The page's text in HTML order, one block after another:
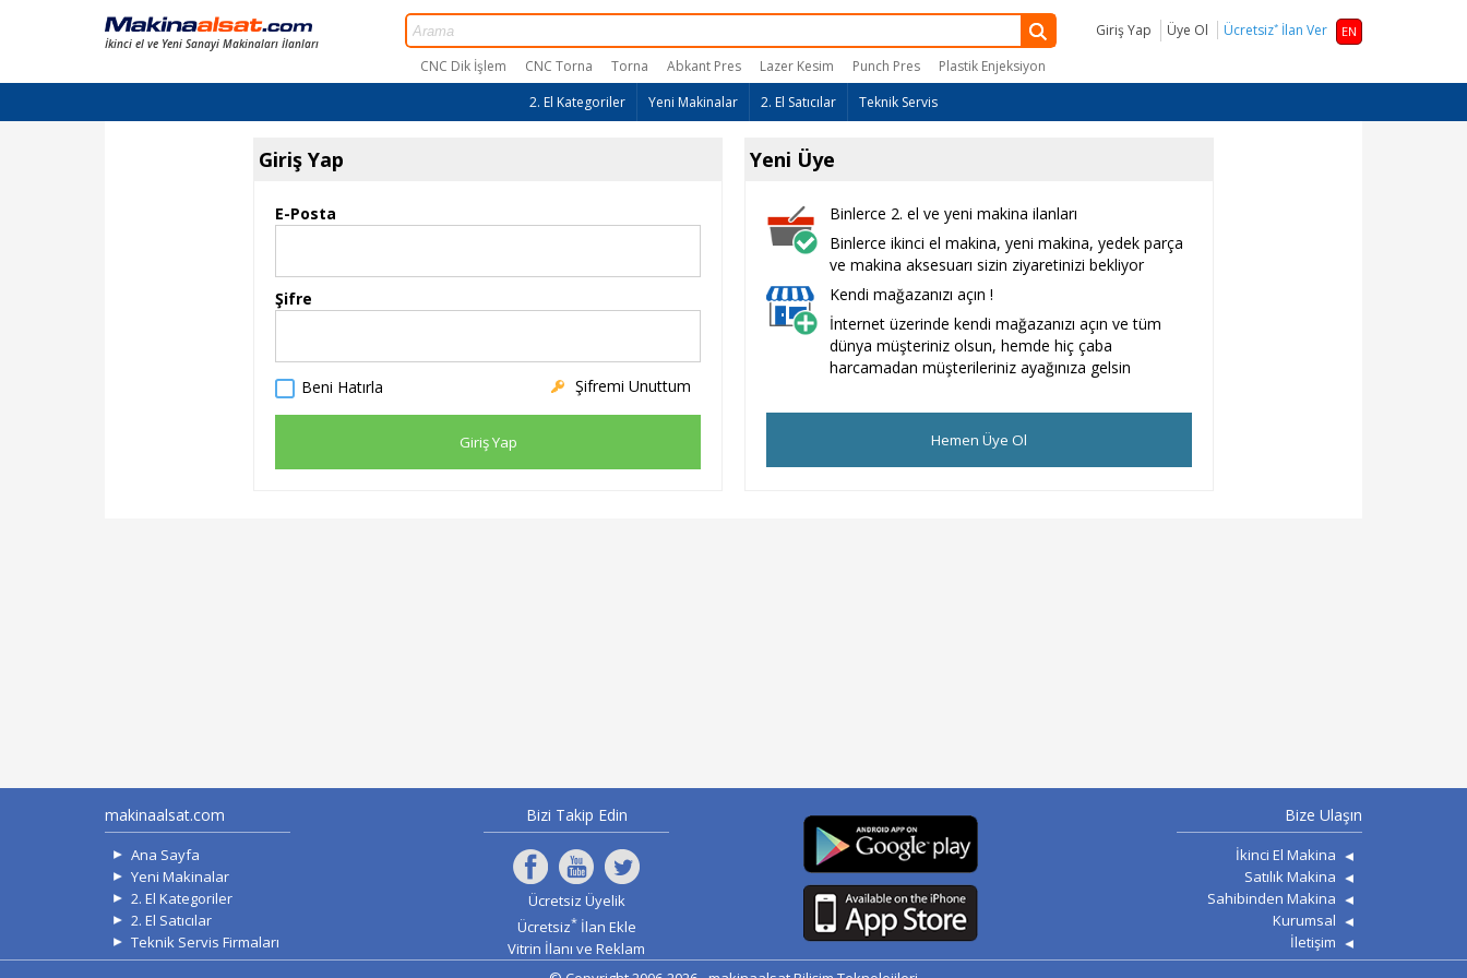
İkinci el ve Yeni Sanayi Makinaları İlanları
Giriş Yap Üye Ol Ücretsiz* İlan Ver EN
CNC Dik İşlem CNC Torna Torna Abkant Pres Lazer Kesim Punch Pres
Plastik Enjeksiyon
2. El Kategoriler
Yeni Makinalar 2. El Satıcılar Teknik Servis
Giriş Yap
E-Posta
Şifre
Beni Hatırla Şifremi Unuttum
Giriş Yap
Yeni Üye
Binlerce 2. el ve yeni makina ilanları
Binlerce ikinci el makina, yeni makina, yedek parça
ve makina aksesuarı sizin ziyaretinizi bekliyor
Kendi mağazanızı açın !
İnternet üzerinde kendi mağazanızı açın ve tüm
dünya müşteriniz olsun, hemde hiç çaba
harcamadan müşterileriniz ayağınıza gelsin
Hemen Üye Ol
makinaalsat.com
Ana Sayfa
Yeni Makinalar
2. El Kategoriler
2. El Satıcılar
Teknik Servis Firmaları
Bizi Takip Edin
Ücretsiz Üyelik
Ücretsiz* İlan Ekle
Vitrin İlanı ve Reklam
Bize Ulaşın
İkinci El Makina
Satılık Makina
Sahibinden Makina
Kurumsal
İletişim